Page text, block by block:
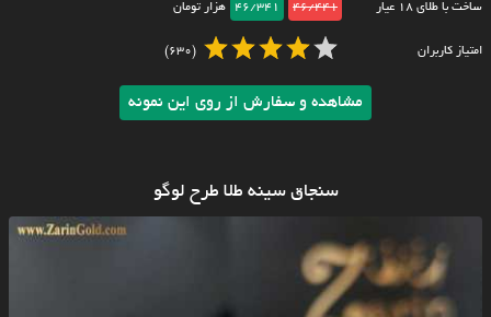
ساخت با طلای ۱۸ عیار 46/441
46/341 هزار تومان
امتیاز کاربران (630)
مشاهده و سفارش از روی این نمونه
سنجاق سینه طلا طرح لوگو